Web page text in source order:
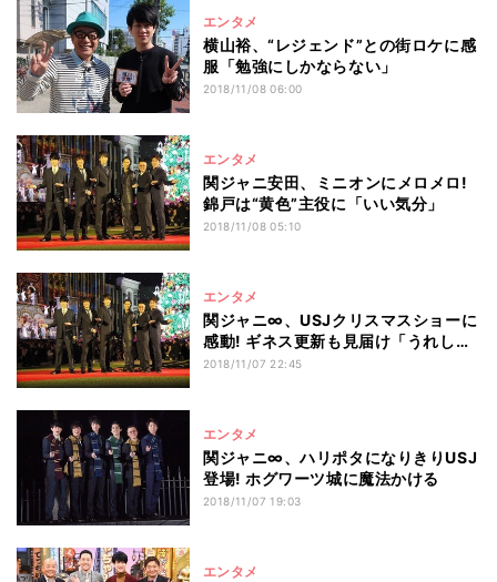
エンタメ
横山裕、“レジェンド”との街ロケに感
服「勉強にしかならない」
2018/11/08 06:00
エンタメ
関ジャニ安田、ミニオンにメロメロ!
錦戸は“黄色”主役に「いい気分」
2018/11/08 05:10
エンタメ
関ジャニ∞、USJクリスマスショーに
感動! ギネス更新も見届け「うれし
い」
2018/11/07 22:45
エンタメ
関ジャニ∞、ハリポタになりきりUSJ
登場! ホグワーツ城に魔法かける
2018/11/07 19:03
エンタメ